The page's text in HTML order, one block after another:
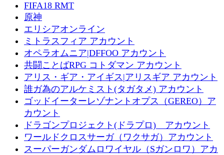
FIFA18 RMT
原神
エリシアオンライン
ミトラスフィア アカウント
オペラオムニア|DFFOO アカウント
共闘ことばRPG コトダマン アカウント
アリス・ギア・アイギス|アリスギア アカウント
誰ガ為のアルケミスト(タガタメ) アカウント
ゴッドイーターレゾナントオプス（GEREO）ア
カウント
ドラゴンプロジェクト(ドラプロ) アカウント
ワールドクロスサーガ（ワクサガ）アカウント
スーパーガンダムロワイヤル（Sガンロワ）アカ